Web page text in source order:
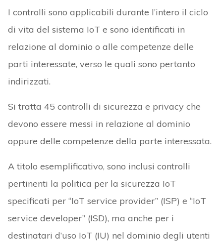
I controlli sono applicabili durante l’intero il ciclo
di vita del sistema IoT e sono identificati in
relazione al dominio o alle competenze delle
parti interessate, verso le quali sono pertanto
indirizzati.
Si tratta 45 controlli di sicurezza e privacy che
devono essere messi in relazione al dominio
oppure delle competenze della parte interessata.
A titolo esemplificativo, sono inclusi controlli
pertinenti la politica per la sicurezza IoT
specificati per “IoT service provider” (ISP) e “IoT
service developer” (ISD), ma anche per i
destinatari d’uso IoT (IU) nel dominio degli utenti